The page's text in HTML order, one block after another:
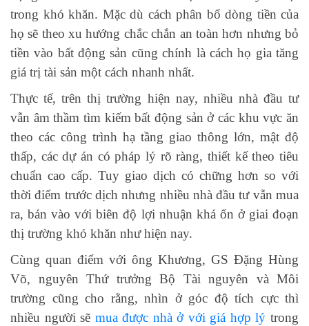
trong khó khăn. Mặc dù cách phân bổ dòng tiền của
họ sẽ theo xu hướng chắc chắn an toàn hơn nhưng bỏ
tiền vào bất động sản cũng chính là cách họ gia tăng
giá trị tài sản một cách nhanh nhất.
Thực tế, trên thị trường hiện nay, nhiều nhà đầu tư
vẫn âm thầm tìm kiếm bất động sản ở các khu vực ăn
theo các công trình hạ tầng giao thông lớn, mật độ
thấp, các dự án có pháp lý rõ ràng, thiết kế theo tiêu
chuẩn cao cấp. Tuy giao dịch có chững hơn so với
thời điểm trước dịch nhưng nhiều nhà đầu tư vẫn mua
ra, bán vào với biên độ lợi nhuận khá ổn ở giai đoạn
thị trường khó khăn như hiện nay.
Cùng quan điểm với ông Khương, GS Đặng Hùng
Võ, nguyên Thứ trưởng Bộ Tài nguyên và Môi
trường cũng cho rằng, nhìn ở góc độ tích cực thì
nhiều người sẽ mua được nhà ở với giá hợp lý trong